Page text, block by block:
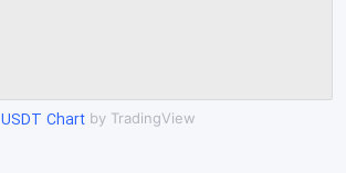
USDT Chart by TradingView